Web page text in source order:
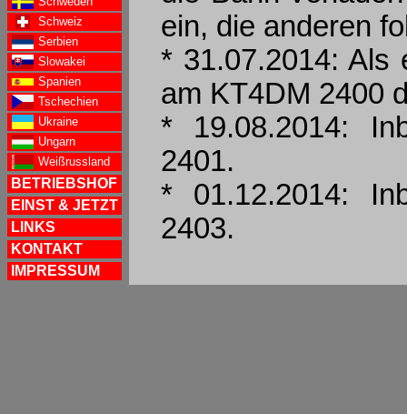
Schweiz
Serbien
Slowakei
Spanien
Tschechien
Ukraine
Ungarn
Weißrussland
BETRIEBSHOF
EINST & JETZT
LINKS
KONTAKT
IMPRESSUM
ein, die anderen
* 31.07.2014: Als
am KT4DM 2400
* 19.08.2014:
2401.
* 01.12.2014:
2403.